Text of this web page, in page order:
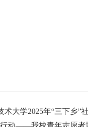
术大学2025年“三下乡”
动——我校青年志愿者